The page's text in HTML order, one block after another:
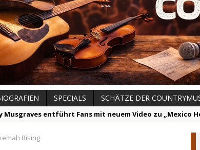
SPECIALS SCHÄTZE DER
Musgraves entführt Fans mit neuem Video zu „Mexico
– „Sound Signal Serenades“ erscheint am 28. August
Rising